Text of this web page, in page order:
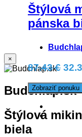
Štýlová
pánska
87.43 €
Zobraziť ponuku
×
Budchlap.sk
Štýlová
biela